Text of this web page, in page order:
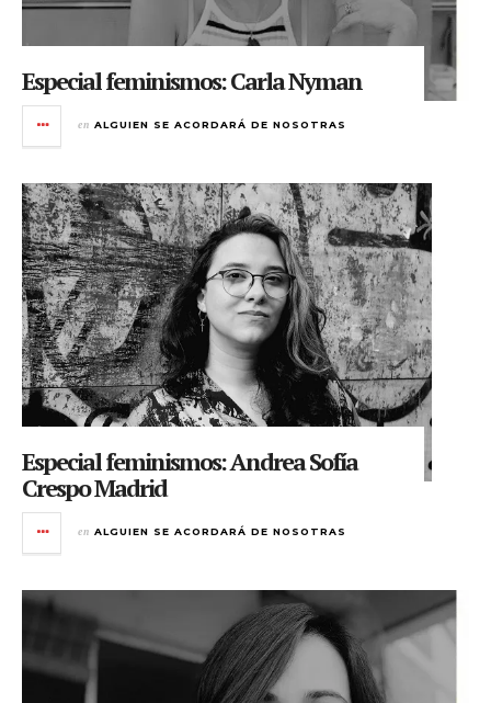
Especial feminismos: Carla Nyman
en ALGUIEN SE ACORDARÁ DE NOSOTRAS
Especial feminismos: Andrea Sofía
Crespo Madrid
en ALGUIEN SE ACORDARÁ DE NOSOTRAS